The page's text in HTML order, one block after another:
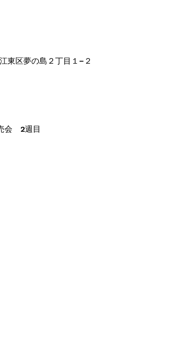
東区夢の島２丁目１−２
会　2週目